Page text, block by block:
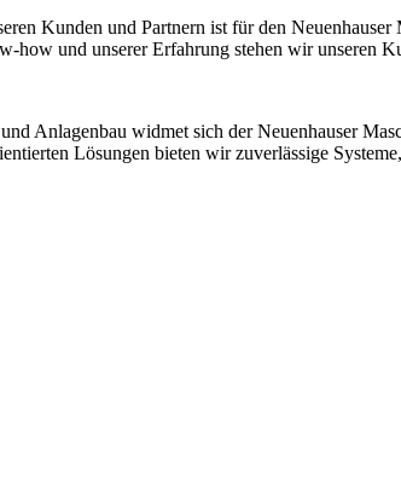
Kunden und Partnern ist für den
how und unserer Erfahrung stehen wir unseren
Anlagenbau widmet sich der Neuenhauser
Lösungen bieten wir zuverlässige